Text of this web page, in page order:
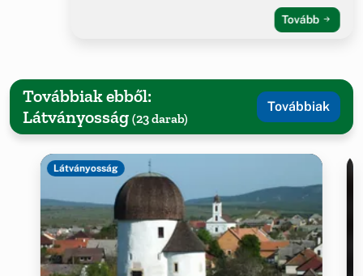
Tovább
Továbbiak ebből:
Látványosság (23 darab)
Továbbiak
Látványosság